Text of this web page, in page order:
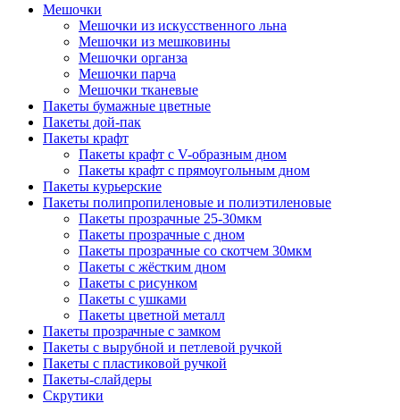
Мешочки
Мешочки из искусственного льна
Мешочки из мешковины
Мешочки органза
Мешочки парча
Мешочки тканевые
Пакеты бумажные цветные
Пакеты дой-пак
Пакеты крафт
Пакеты крафт с V-образным дном
Пакеты крафт с прямоугольным дном
Пакеты курьерские
Пакеты полипропиленовые и полиэтиленовые
Пакеты прозрачные 25-30мкм
Пакеты прозрачные с дном
Пакеты прозрачные со скотчем 30мкм
Пакеты с жёстким дном
Пакеты с рисунком
Пакеты с ушками
Пакеты цветной металл
Пакеты прозрачные с замком
Пакеты с вырубной и петлевой ручкой
Пакеты с пластиковой ручкой
Пакеты-слайдеры
Скрутики